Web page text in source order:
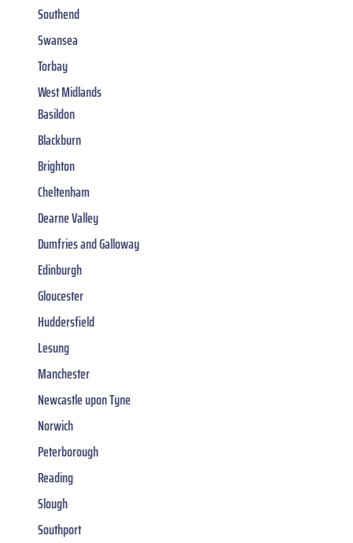
Southend
Swansea
Torbay
West Midlands
Basildon
Blackburn
Brighton
Cheltenham
Dearne Valley
Dumfries and Galloway
Edinburgh
Gloucester
Huddersfield
Lesung
Manchester
Newcastle upon Tyne
Norwich
Peterborough
Reading
Slough
Southport